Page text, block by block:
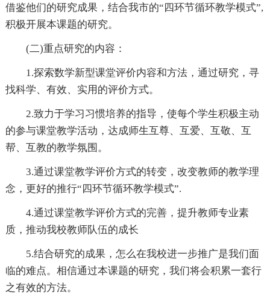
借鉴他们的研究成果，结合我市的“四环节循环教学模式”,
积极开展本课题的研究。
(二)重点研究的内容：
1.探索数学新型课堂评价内容和方法，通过研究，寻
找科学、有效、实用的评价方式。
2.致力于学习习惯培养的指导，使每个学生积极主动
的参与课堂教学活动，达成师生互尊、互爱、互敬、互
帮、互教的教学氛围。
3.通过课堂教学评价方式的转变，改变教师的教学理
念，更好的推行“四环节循环教学模式”.
4.通过课堂教学评价方式的完善，提升教师专业素
质，推动我校教师队伍的成长
5.结合研究的成果，怎么在我校进一步推广是我们面
临的难点。相信通过本课题的研究，我们将会积累一套行
之有效的方法。